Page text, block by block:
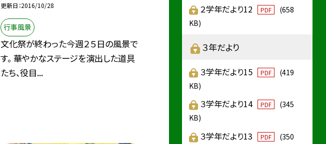
更新日 2016/10/28
行事風景
文化祭が終わった今週２５日の風景で
す。 華やかなステージを演出した道具
たち、役目...
２学年だより12 PDF
(658
KB)
３年だより
３学年だより15 PDF
(419
KB)
３学年だより14 PDF
(345
KB)
３学年だより13 PDF
(350